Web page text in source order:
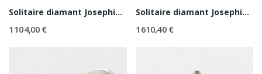
Solitaire diamant Josephine 0,20 ct
1 104,00 €
Solitaire diamant Josephine 0,30 ct
1 610,40 €